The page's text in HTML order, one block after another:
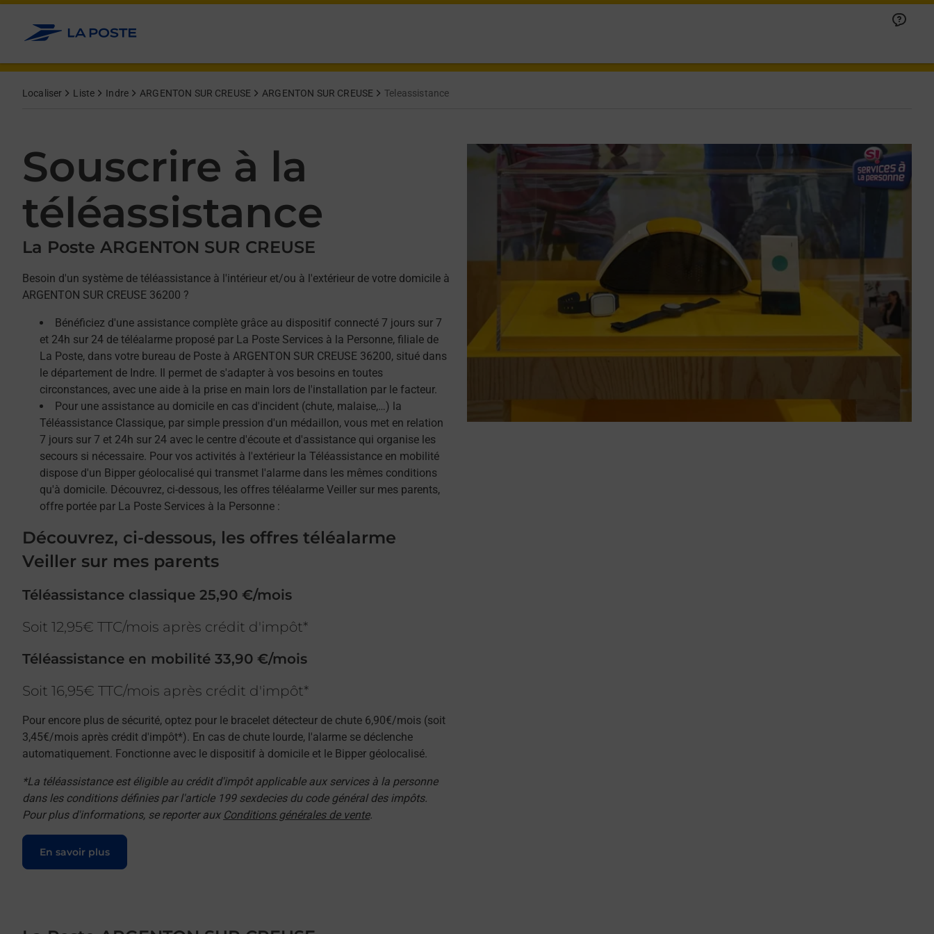
Allez au contenu
Localiser Liste Indre ARGENTON SUR CREUSE ARGENTON SUR CREUSE Teleassistance
Souscrire à la
téléassistance
La Poste ARGENTON SUR CREUSE
Besoin d'un système de téléassistance à l'intérieur et/ou à l'extérieur de votre domicile à
ARGENTON SUR CREUSE 36200 ?
Bénéficiez d'une assistance complète grâce au dispositif connecté 7 jours sur 7
et 24h sur 24 de téléalarme proposé par La Poste Services à la Personne, filiale de
La Poste, dans votre bureau de Poste à ARGENTON SUR CREUSE 36200, situé dans
le département de Indre. Il permet de s'adapter à vos besoins en toutes
circonstances, avec une aide à la prise en main lors de l'installation par le facteur.
Pour une assistance au domicile en cas d'incident (chute, malaise,…) la
Téléassistance Classique, par simple pression d'un médaillon, vous met en relation
7 jours sur 7 et 24h sur 24 avec le centre d'écoute et d'assistance qui organise les
secours si nécessaire. Pour vos activités à l'extérieur la Téléassistance en mobilité
dispose d'un Bipper géolocalisé qui transmet l'alarme dans les mêmes conditions
qu'à domicile. Découvrez, ci-dessous, les offres téléalarme Veiller sur mes parents,
offre portée par La Poste Services à la Personne :
Découvrez, ci-dessous, les offres téléalarme
Veiller sur mes parents
Téléassistance classique 25,90 €/mois
Soit 12,95€ TTC/mois après crédit d'impôt*
Téléassistance en mobilité 33,90 €/mois
Soit 16,95€ TTC/mois après crédit d'impôt*
Pour encore plus de sécurité, optez pour le bracelet détecteur de chute 6,90€/mois (soit
3,45€/mois après crédit d'impôt*). En cas de chute lourde, l'alarme se déclenche
automatiquement. Fonctionne avec le dispositif à domicile et le Bipper géolocalisé.
*La téléassistance est éligible au crédit d'impôt applicable aux services à la personne
dans les conditions définies par l'article 199 sexdecies du code général des impôts.
Pour plus d'informations, se reporter aux Conditions générales de vente.
En savoir plus
Le lien s'ouvre dans un nouvel onglet
Afficher ou masquer la réponse
Afficher ou masquer la réponse
Afficher ou masquer la réponse